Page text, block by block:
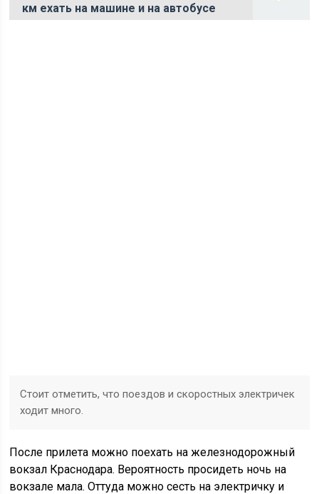
км ехать на машине и на автобусе
Стоит отметить, что поездов и скоростных электричек
ходит много.
После прилета можно поехать на железнодорожный
вокзал Краснодара. Вероятность просидеть ночь на
вокзале мала. Оттуда можно сесть на электричку и